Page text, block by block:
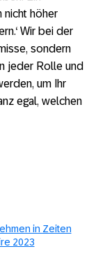
nicht höher
Wir bei der
sondern
jeder Rolle und
um Ihr
egal, welchen
in Zeiten
2023